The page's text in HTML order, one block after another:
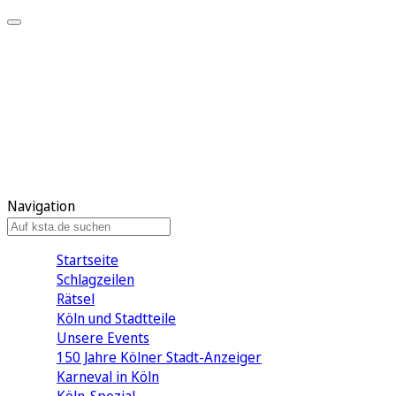
Navigation
Startseite
Schlagzeilen
Rätsel
Köln und Stadtteile
Unsere Events
150 Jahre Kölner Stadt-Anzeiger
Karneval in Köln